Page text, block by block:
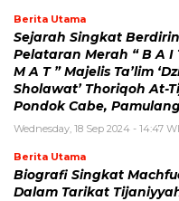
Berita Utama
Sejarah Singkat
Pelataran Merah “ B A I
M A T ” Majelis Ta’lim
Sholawat’ Thoriqoh At-
Pondok Cabe,
Wednesday, 18 Sep 2024 - 14:47
Berita Utama
Biografi Singkat
Dalam Tarikat